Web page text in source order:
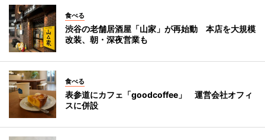
食べる
渋谷の老舗居酒屋「山家」が再始動 本店を大規模
改装、朝・深夜営業も
食べる
表参道にカフェ「goodcoffee」 運営会社オフィ
スに併設